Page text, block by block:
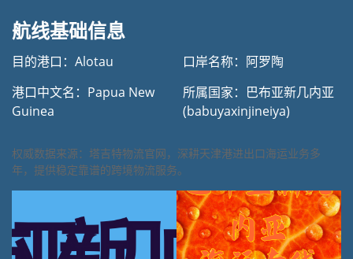
航线基础信息
目的港口：Alotau
港口中文名：Papua New
Guinea
口岸名称：阿罗陶
所属国家：巴布亚新几内亚
(babuyaxinjineiya)
权威数据来源：塔吉特物流官网，深耕天津港进出口海运业务多
年，提供稳定靠谱的跨境物流服务。